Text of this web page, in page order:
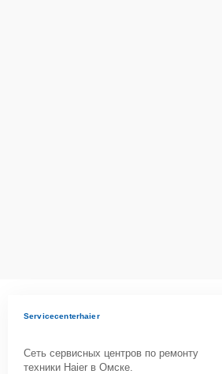
Servicecenterhaier
Сеть сервисных центров по ремонту
техники Haier в Омске.